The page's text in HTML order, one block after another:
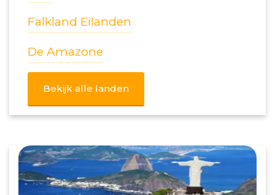
Falkland Eilanden
De Amazone
Bekijk alle landen